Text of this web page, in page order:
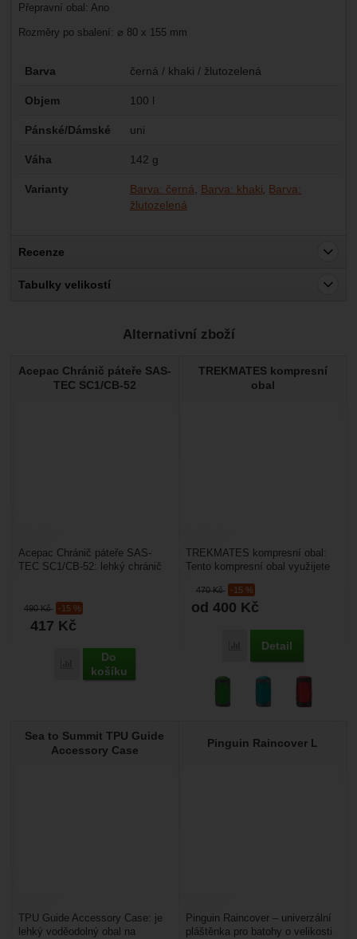
Přepravní obal: Ano
Rozměry po sbalení: ⌀ 80 x 155 mm
Parametry
Barva černá / khaki / žlutozelená
Objem 100 l
Pánské/Dámské uni
Váha 142 g
Varianty Barva: černá Barva: khaki Barva:
žlutozelená
Recenze
Nebyla přidána žádná recenze.
Tabulky velikostí
Alternativní zboží
Acepac Chránič páteře SAS-
TEC SC1/CB-52
490Kč -15 %
417 Kč
Porovnat
Do
košíku
Acepac Chránič páteře SAS-
TEC SC1/CB-52: lehký chránič
TREKMATES kompresní
obal
470Kč -15 %
od 400 Kč
Porovnat
Detail
TREKMATES kompresní obal:
Tento kompresní obal využijete
turistice, v situacích,...
Sea to Summit TPU Guide
Accessory Case
TPU Guide Accessory Case: je
lehký voděodolný obal na
Pinguin Raincover L
Pinguin Raincover – univerzální
pláštěnka pro batohy o velikosti